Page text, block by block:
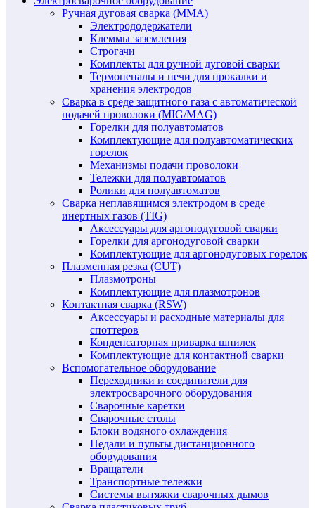
Ручная дуговая сварка (MMA)
Электрододержатели
Клеммы заземления
Строгачи
Комплекты для ручной дуговой сварки
Термопеналы и печи для прокалки и
хранения электродов
Сварка в среде защитного газа с автоматической
подачей проволоки (MIG/MAG)
Горелки для полуавтоматов
Комплектующие для полуавтоматических
горелок
Механизмы подачи проволоки
Тележки для полуавтоматов
Ролики для полуавтоматов
Сварка неплавящимся электродом в среде
инертных газов (TIG)
Аксессуары для аргонодуговой сварки
Горелки для аргонодуговой сварки
Комплектующие для аргонодуговых горелок
Плазменная резка (CUT)
Плазмотроны
Комплектующие для плазмотронов
Контактная сварка (RSW)
Аксессуары и расходные материалы для
споттеров
Конденсаторная приварка шпилек
Комплектующие для контактной сварки
Вспомогательное оборудование
Переходники и соединители для
электросварочного оборудования
Сварочные каретки
Сварочные столы
Блоки водяного охлаждения
Педали и пульты дистанционного
оборудования
Вращатели
Транспортные тележки
Системы вытяжки сварочных дымов